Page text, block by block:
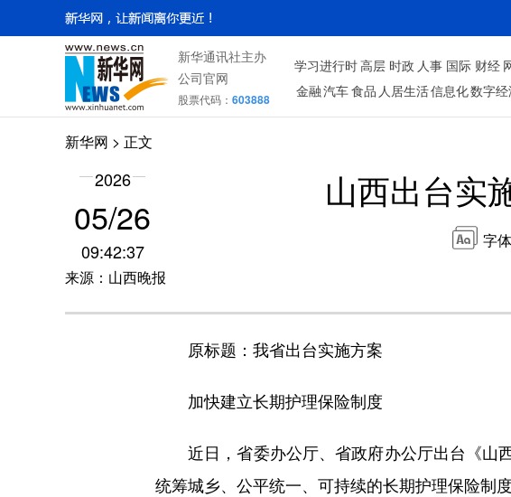
新华通讯社主办
公司官网
股票代码： 603888
学习进行时高层 时政 人事 国际 财经
金融汽车食品 人居生活信息化数字
新华网 > 正文
2026
05/26
09:42:37
来源：山西晚报
山西出台实
字
原标题：我省出台实施方案
加快建立长期护理保险制度
近日，省委办公厅、省政府办公厅出台《山西
统筹城乡、公平统一、可持续的长期护理保险制